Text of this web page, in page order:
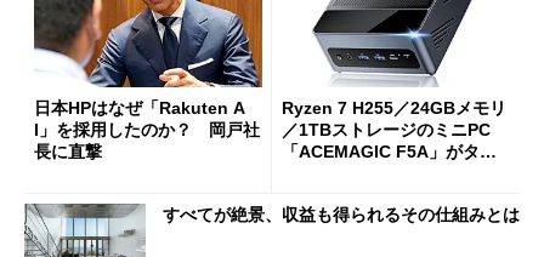
日本HPはなぜ「Rakuten A
I」を採用したのか？ 岡戸社
長に直撃
Ryzen 7 H255／24GBメモリ
／1TBストレージのミニPC
「ACEMAGIC F5A」がタイ
すべてが絶景、収益も得られるその仕組みとは